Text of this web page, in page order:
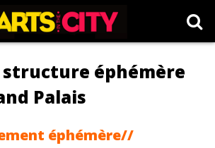
structure éphémère
Palais
éphémère//